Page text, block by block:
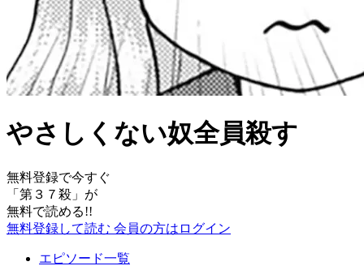
やさしくない奴全員殺す
無料登録で今すぐ
「 第３７殺 」が
無料で読める!!
無料登録して読む 会員の方はログイン
エピソード一覧